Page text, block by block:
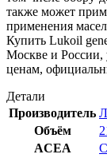
также может
применения
Купить Lukoil
Москве и России,
ценам,
Детали
Производитель
Объём
ACEA